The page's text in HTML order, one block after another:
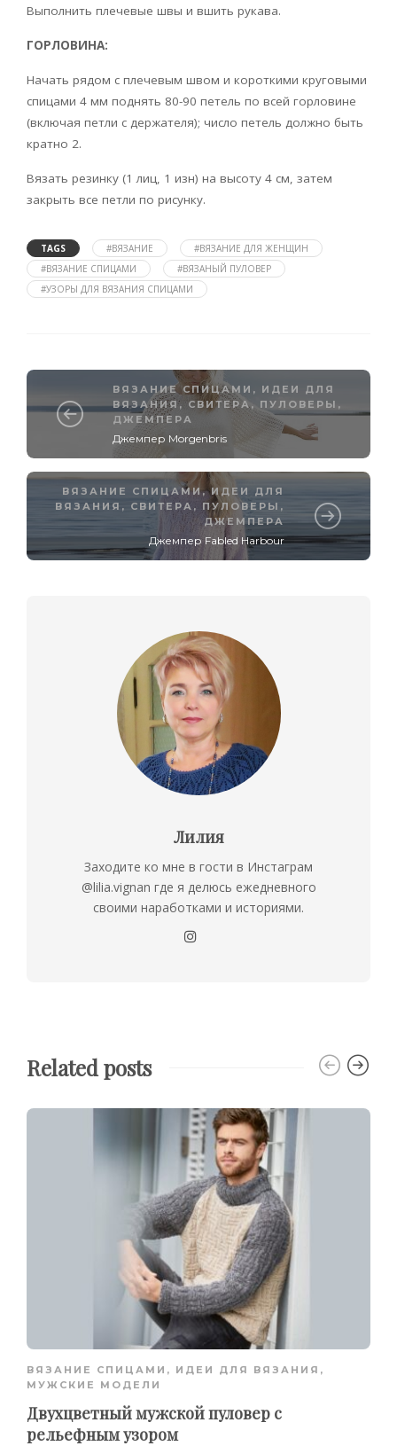
Выполнить плечевые швы и вшить рукава.
ГОРЛОВИНА:
Начать рядом с плечевым швом и короткими круговыми
спицами 4 мм поднять 80-90 петель по всей горловине
(включая петли с держателя); число петель должно быть
кратно 2.
Вязать резинку (1 лиц, 1 изн) на высоту 4 см, затем
закрыть все петли по рисунку.
TAGS #ВЯЗАНИЕ
#ВЯЗАНИЕ ДЛЯ ЖЕНЩИН
#ВЯЗАНИЕ СПИЦАМИ
#ВЯЗАНЫЙ ПУЛОВЕР
#УЗОРЫ ДЛЯ ВЯЗАНИЯ СПИЦАМИ
ВЯЗАНИЕ СПИЦАМИ , ИДЕИ ДЛЯ
ВЯЗАНИЯ, СВИТЕРА, ПУЛОВЕРЫ,
ДЖЕМПЕРА
Джемпер Morgenbris
ВЯЗАНИЕ СПИЦАМИ ,ИДЕИ ДЛЯ
ВЯЗАНИЯ , СВИТЕРА, ПУЛОВЕРЫ,
ДЖЕМПЕРА
Джемпер Fabled Harbour
Лилия
Заходите ко мне в гости в Инстаграм
@lilia.vignan где я делюсь ежедневного
своими наработками и историями.
Related posts
ВЯЗАНИЕ СПИЦАМИ , ИДЕИ ДЛЯ ВЯЗАНИЯ ,
МУЖСКИЕ МОДЕЛИ
Двухцветный мужской пуловер с
рельефным узором